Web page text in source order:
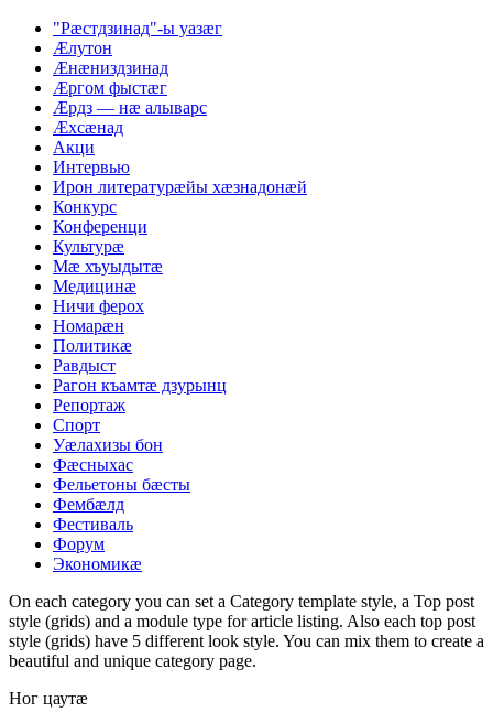
"Рæстдзинад"-ы уазæг
Æлутон
Æнæниздзинад
Æргом фыстæг
Æрдз — нæ алыварс
Æхсæнад
Акци
Интервью
Ирон литературæйы хæзнадонæй
Конкурс
Конференци
Культурæ
Мæ хъуыдытæ
Медицинæ
Ничи ферох
Номарæн
Политикæ
Равдыст
Рагон къамтæ дзурынц
Репортаж
Спорт
Уæлахизы бон
Фæсныхас
Фельетоны бæсты
Фембæлд
Фестиваль
Форум
Экономикæ
On each category you can set a Category template style, a Top post
style (grids) and a module type for article listing. Also each top post
style (grids) have 5 different look style. You can mix them to create a
beautiful and unique category page.
Ног цаутæ